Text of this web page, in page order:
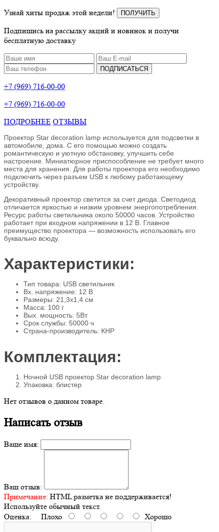
Узнай хиты продаж этой недели!
ПОЛУЧИТЬ
Подпишись на рассылку акций и новинок и получи
бесплатную доставку
ПОДПИСАТЬСЯ
+7 (969) 716-00-00
+7 (969) 716-00-00
ПОДРОБНЕЕ ОТЗЫВЫ
Проектор Star decoration lamp используется для подсветки в
автомобиле, дома. С его помощью можно создать
романтическую и уютную обстановку, улучшить себе
настроение. Миниатюрное приспособление не требует много
места для хранения. Для работы проектора его необходимо
подключить через разъем USB к любому работающему
устройству.
Декоративный проектор светится за счет диода. Светодиод
отличается яркостью и низким уровнем энергопотребления.
Ресурс работы светильника около 50000 часов. Устройство
работает при входном напряжении в 12 В. Главное
преимущество проектора — возможность использовать его
буквально всюду.
Характеристики:
Тип товара: USB светильник
Вх. напряжение: 12 В
Размеры: 21,3х1,4 см
Масса: 100 г
Вых. мощность: 5Вт
Срок службы: 50000 ч
Страна-производитель: КНР
Комплектация:
Ночной USB проектор Star decoration lamp
Упаковка: блистер
Нет отзывов о данном товаре.
Написать отзыв
Ваше имя:
Ваш отзыв:
Примечание: HTML разметка не поддерживается!
Используйте обычный текст.
Оценка: Плохо Хорошо